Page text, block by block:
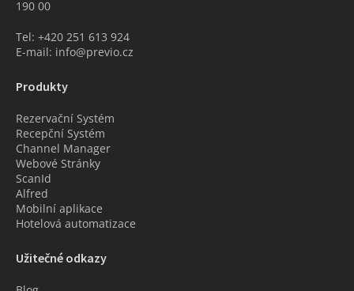
190 00
Tel: +420 251 613 924
E-mail: info@previo.cz
Produkty
Rezervační Systém
Recepční Systém
Channel Manager
Webové Stránky
ScanId
Alfred
Mobilní aplikace
Hotelová automatizace
Užitečné odkazy